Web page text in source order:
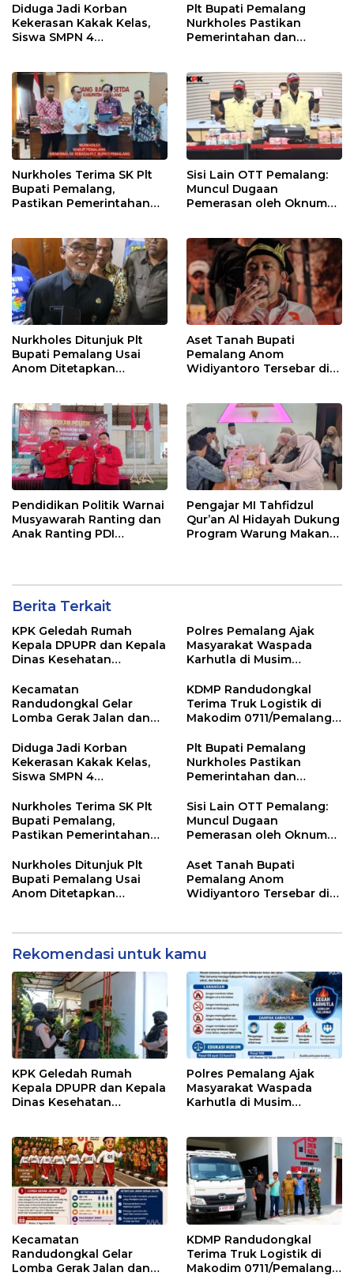
Diduga Jadi Korban
Kekerasan Kakak Kelas,
Siswa SMPN 4
Plt Bupati Pemalang
Nurkholes Pastikan
Pemerintahan dan
Nurkholes Terima SK Plt
Bupati Pemalang,
Pastikan Pemerintahan
Sisi Lain OTT Pemalang:
Muncul Dugaan
Pemerasan oleh Oknum
Nurkholes Ditunjuk Plt
Bupati Pemalang Usai
Anom Ditetapkan
Aset Tanah Bupati
Pemalang Anom
Widiyantoro Tersebar di
Pendidikan Politik Warnai
Musyawarah Ranting dan
Anak Ranting PDI
Pengajar MI Tahfidzul
Qur’an Al Hidayah Dukung
Program Warung Makan
Berita Terkait
KPK Geledah Rumah
Kepala DPUPR dan Kepala
Dinas Kesehatan
Polres Pemalang Ajak
Masyarakat Waspada
Karhutla di Musim
Kecamatan
Randudongkal Gelar
Lomba Gerak Jalan dan
HUT RI ke-81
KDMP Randudongkal
Terima Truk Logistik di
Makodim 0711/Pemalang
Desa
Diduga Jadi Korban
Kekerasan Kakak Kelas,
Siswa SMPN 4
Dunia
Plt Bupati Pemalang
Nurkholes Pastikan
Pemerintahan dan
Berjalan
Nurkholes Terima SK Plt
Bupati Pemalang,
Pastikan Pemerintahan
Sisi Lain OTT Pemalang:
Muncul Dugaan
Pemerasan oleh Oknum
Nurkholes Ditunjuk Plt
Bupati Pemalang Usai
Anom Ditetapkan
Aset Tanah Bupati
Pemalang Anom
Widiyantoro Tersebar di
Rekomendasi untuk kamu
KPK Geledah Rumah
Kepala DPUPR dan Kepala
Dinas Kesehatan
Polres Pemalang Ajak
Masyarakat Waspada
Karhutla di Musim
Kecamatan
Randudongkal Gelar
Lomba Gerak Jalan dan
KDMP Randudongkal
Terima Truk Logistik di
Makodim 0711/Pemalang